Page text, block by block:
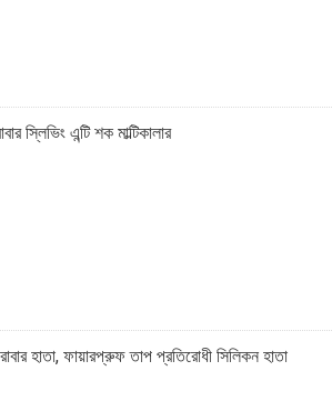
স্লিভিং এন্টি শক মাল্টিকালার
হাতা, ফায়ারপ্রুফ তাপ প্রতিরোধী সিলিকন হাতা